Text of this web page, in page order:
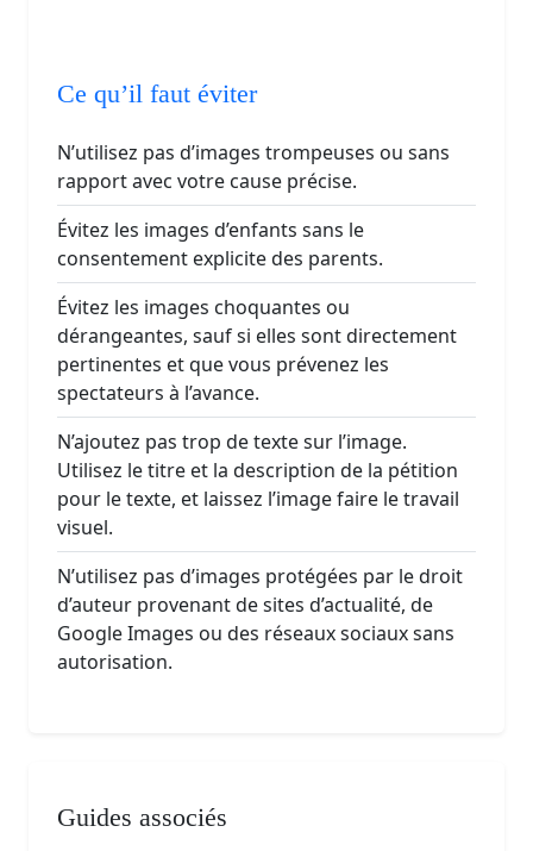
Ce qu’il faut éviter
N’utilisez pas d’images trompeuses ou sans
rapport avec votre cause précise.
Évitez les images d’enfants sans le
consentement explicite des parents.
Évitez les images choquantes ou
dérangeantes, sauf si elles sont directement
pertinentes et que vous prévenez les
spectateurs à l’avance.
N’ajoutez pas trop de texte sur l’image.
Utilisez le titre et la description de la pétition
pour le texte, et laissez l’image faire le travail
visuel.
N’utilisez pas d’images protégées par le droit
d’auteur provenant de sites d’actualité, de
Google Images ou des réseaux sociaux sans
autorisation.
Guides associés